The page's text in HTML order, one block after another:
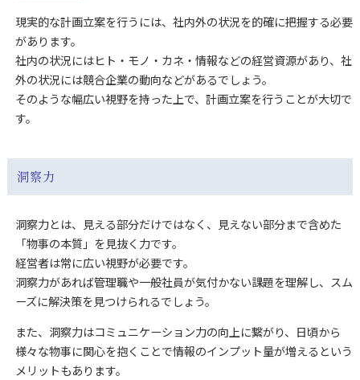
現実的な計画立案を行うには、社内外の状況を的確に把握する必要
があります。
社内の状況にはヒト・モノ・カネ・情報などの経営資源があり、社
外の状況には競合企業の動向などがあるでしょう。
そのような幅広い視野を持った上で、計画立案を行うことが大切で
す。
洞察力
洞察力とは、見える部分だけではなく、見えない部分まで含めた
「物事の本質」を見抜く力です。
経営者は常に広い視野が必要です。
洞察力があれば管理職や一般社員が気付かない課題を理解し、スム
ーズに解決策を見つけられるでしょう。
また、洞察力はコミュニケーション力の向上に繋がり、日頃から
様々な物事に関心を抱くことで情報のインプット量が増えるという
メリットもあります。